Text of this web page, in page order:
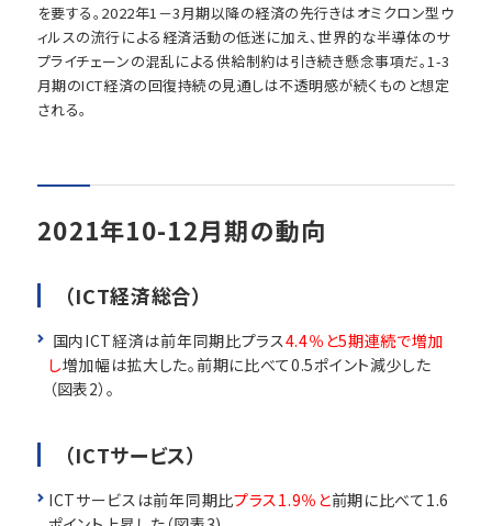
を要する。2022年1－3月期以降の経済の先行きはオミクロン型ウ
ィルスの流行による経済活動の低迷に加え、世界的な半導体のサ
プライチェーンの混乱による供給制約は引き続き懸念事項だ。1-3
月期のICT経済の回復持続の見通しは不透明感が続くものと想定
される。
2021年10-12月期の動向
（ICT経済総合）
国内ICT経済は前年同期比プラス4.4％と5期連続で増加
し増加幅は拡大した。前期に比べて0.5ポイント減少した
（図表2）。
（ICTサービス）
ICTサービスは前年同期比プラス1.9％と前期に比べて1.6